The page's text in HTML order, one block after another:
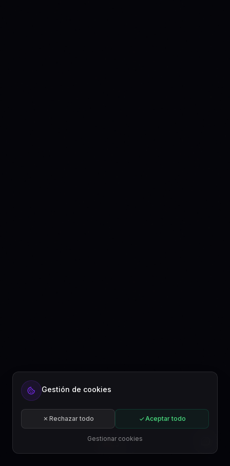
ES
Gestión de cookies
Rechazar todo Aceptar todo
Gestionar cookies